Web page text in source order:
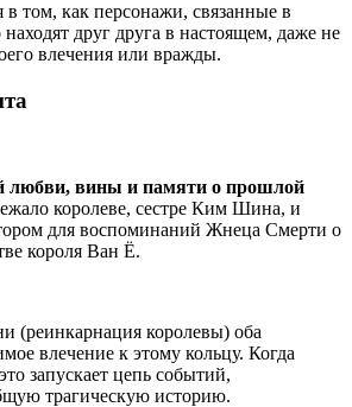
в том, как персонажи, связанные в
друг друга в настоящем, даже не
влечения или вражды.
любви, вины и памяти о прошлой
королеве, сестре Ким Шина, и
для воспоминаний Жнеца Смерти о
короля Ван Ё.
(реинкарнация королевы) оба
влечение к этому кольцу. Когда
запускает цепь событий,
трагическую историю.